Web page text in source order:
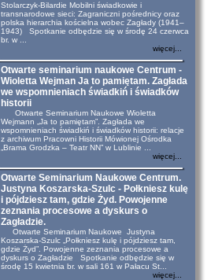
Stolarczyk-Bilardie Mobilni świadkowie i
transnarodowe sieci: Zagraniczni pośrednicy oraz
polska hierarchia kościelna wobec Zagłady (1941–
1943) Spotkanie odbędzie się w środę 24 czerwca
br. w ...
więcej...
Otwarte seminarium naukowe Centrum -
Wioletta Wejman Ja to pamiętam. Zagłada
we wspomnieniach świadkiń i świadków
historii
Otwarte Seminarium Naukowe Wioletta
Wejmann „Ja to pamiętam”. Zagłada we
wspomnieniach świadkiń i świadków historii: relacje
z archiwum Pracowni Historii Mówionej Ośrodka
„Brama Grodzka – Teatr NN” w Lublinie ...
więcej...
Otwarte Seminarium Naukowe Centrum.
Justyna Koszarska-Szulc - Połkniesz kulę
i pójdziesz tam, gdzie Żyd. Powojenne
zeznania procesowe a dyskurs o
Zagładzie.
Otwarte Seminarium Naukowe Justyna
Koszarska-Szulc „Połkniesz kulę i pójdziesz tam,
gdzie Żyd”. Powojenne zeznania procesowe a
dyskurs o Zagładzie Spotkanie odbędzie się w
środę 15 kwietnia br. w sali 161 w Pałacu St...
więcej...